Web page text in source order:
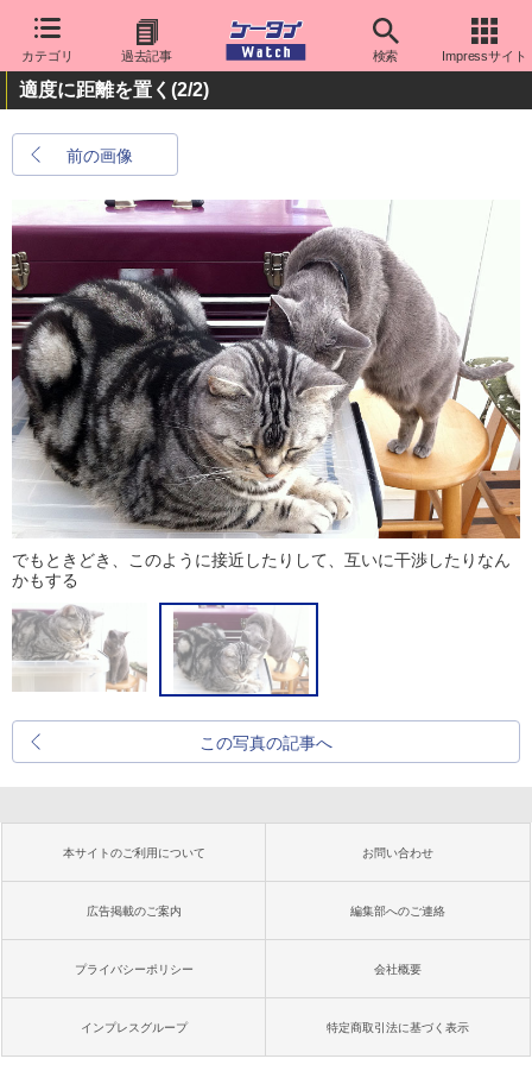
カテゴリ 過去記事 検索 Impressサイト
適度に距離を置く (2/2)
前の画像
でもときどき、このように接近したりして、互いに干渉したりなん
かもする
この写真の記事へ
本サイトのご利用について お問い合わせ
広告掲載のご案内 編集部へのご連絡
プライバシーポリシー 会社概要
インプレスグループ 特定商取引法に基づく表示